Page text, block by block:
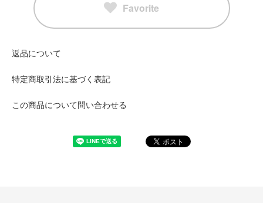
Favorite
返品について
特定商取引法に基づく表記
この商品について問い合わせる